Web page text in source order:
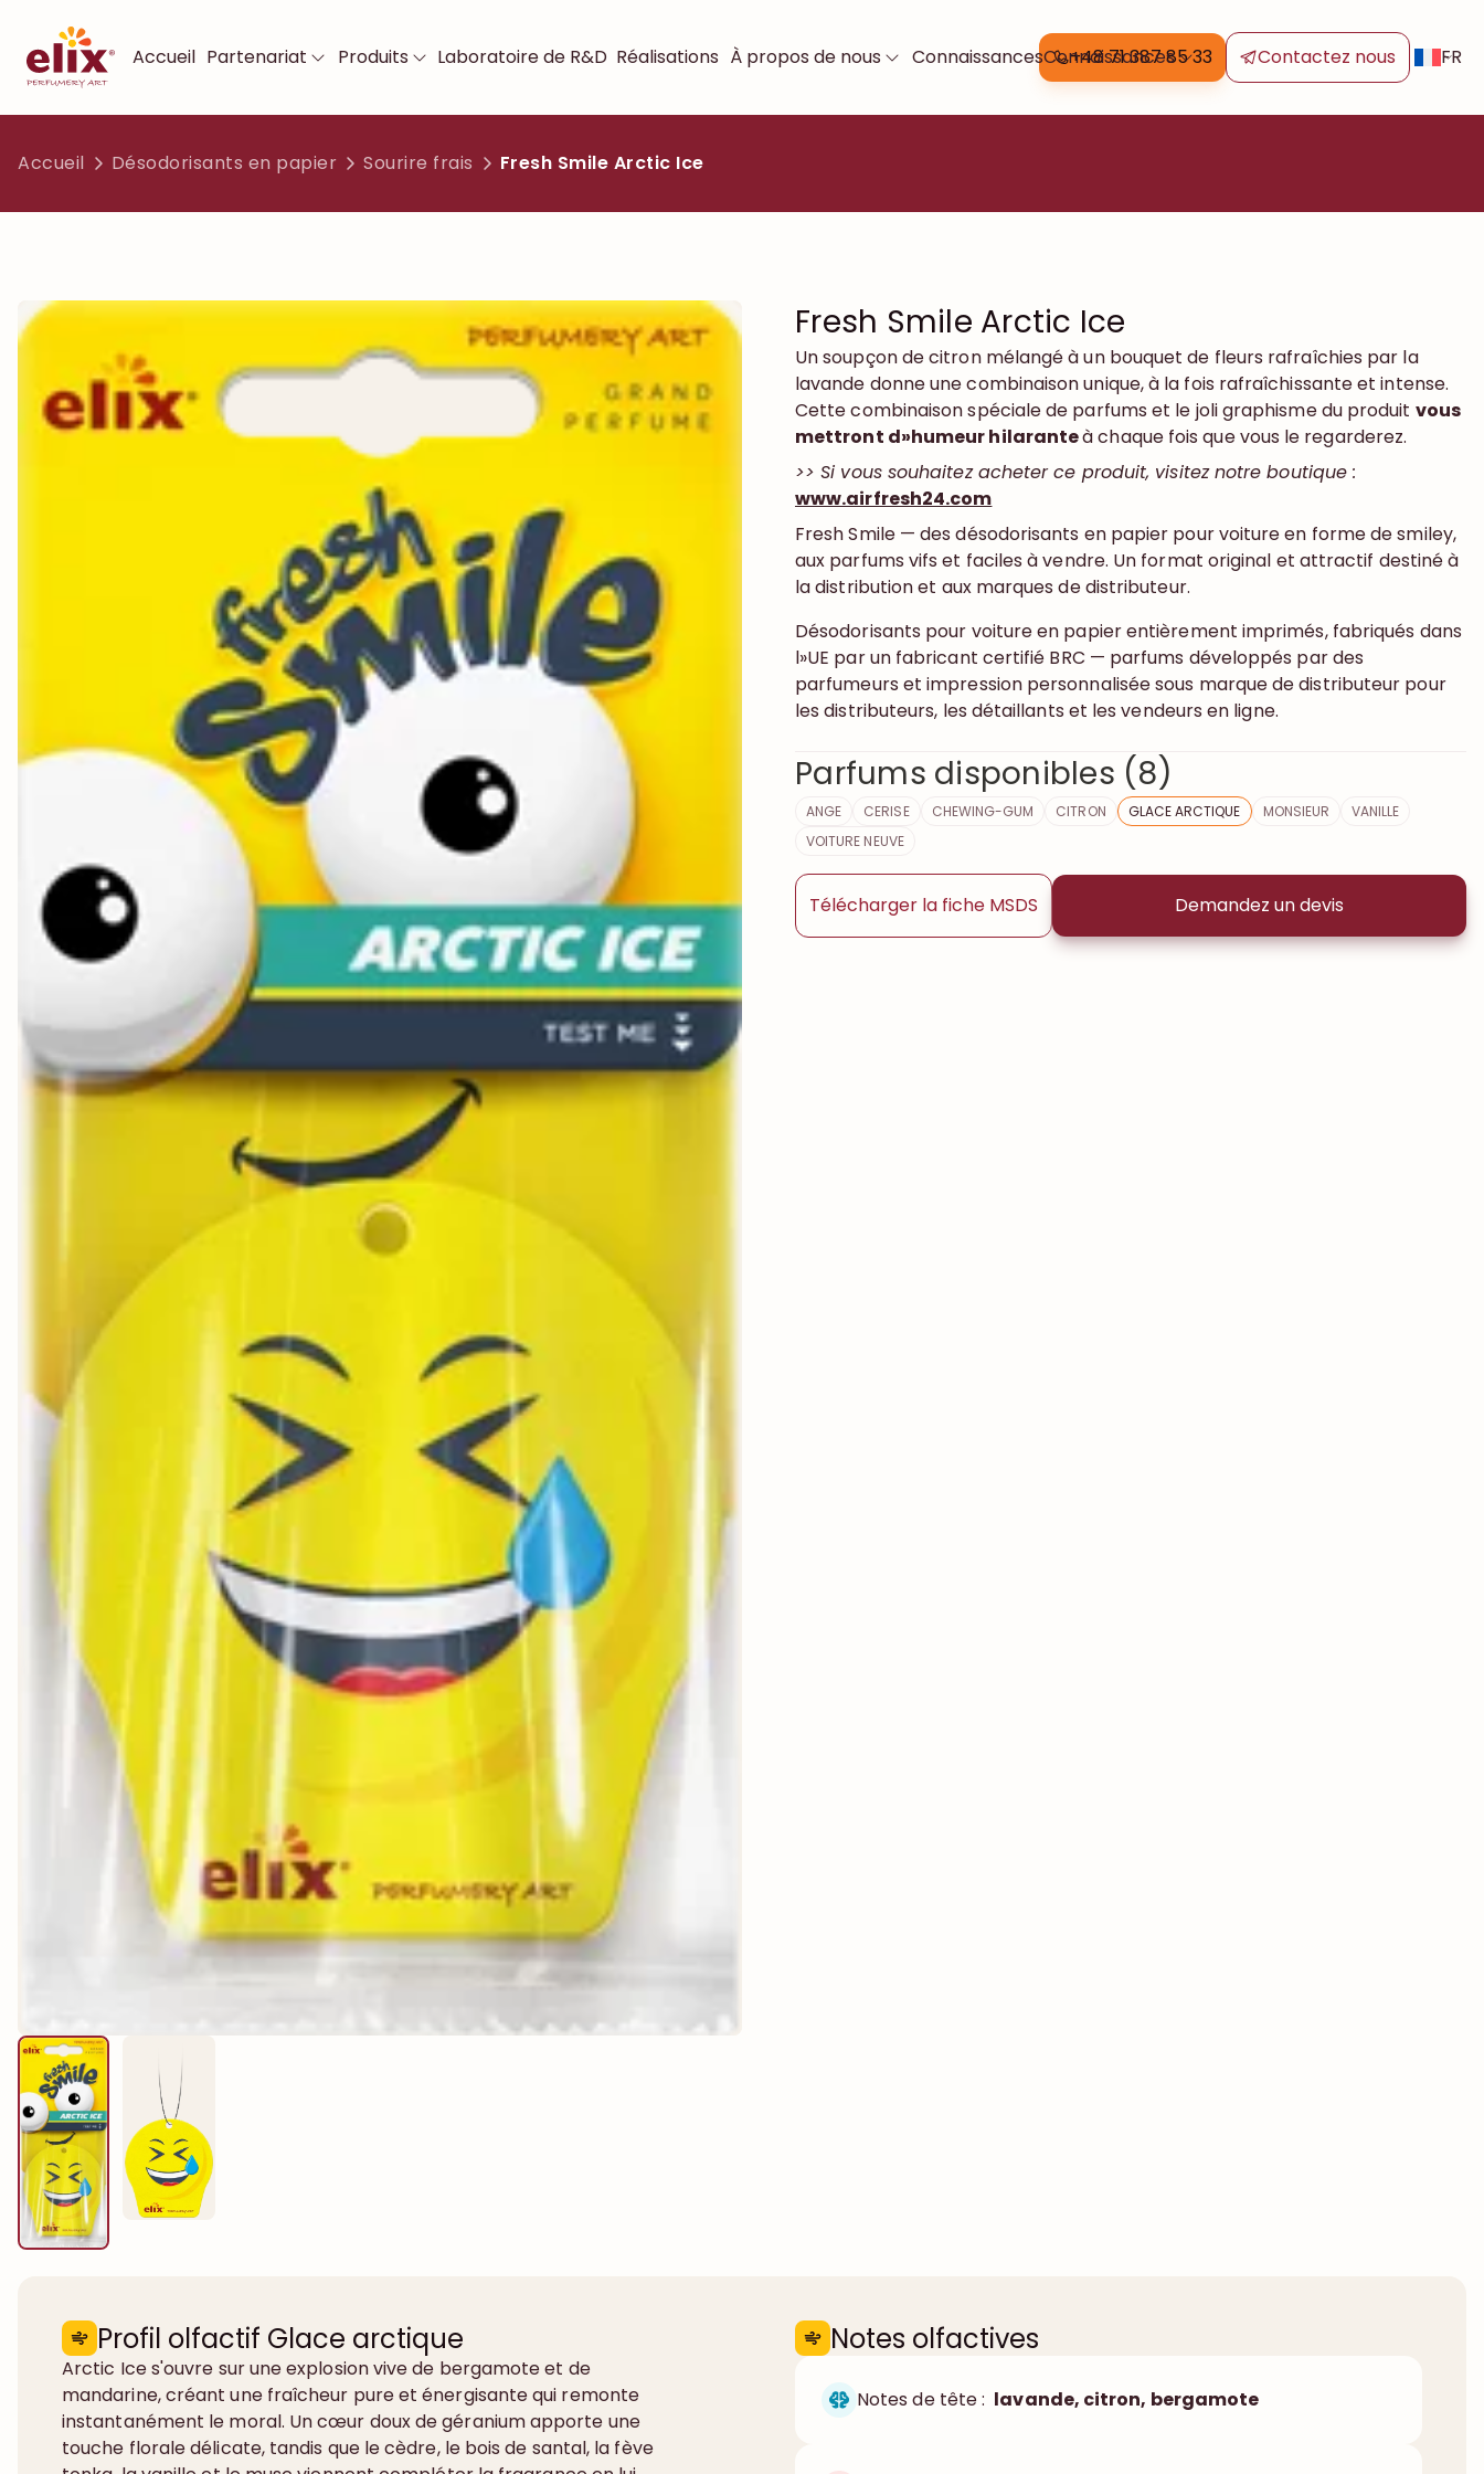
Accueil Partenariat Produits Laboratoire de R&D Réalisations À propos de nous ConnaissancesConnaissances
+48 71 387 85 33 Contactez nous FR
Accueil Désodorisants en papier Sourire frais Fresh Smile Arctic Ice
Fresh Smile Arctic Ice
Un soupçon de citron mélangé à un bouquet de fleurs rafraîchies par la
lavande donne une combinaison unique, à la fois rafraîchissante et intense.
Cette combinaison spéciale de parfums et le joli graphisme du produit vous
mettront d»humeur hilaranteà chaque fois que vous le regarderez.
>> Si vous souhaitez acheter ce produit, visitez notre boutique :
www.airfresh24.com
Fresh Smile — des désodorisants en papier pour voiture en forme de smiley,
aux parfums vifs et faciles à vendre. Un format original et attractif destiné à
la distribution et aux marques de distributeur.
Désodorisants pour voiture en papier entièrement imprimés, fabriqués dans
l»UE par un fabricant certifié BRC — parfums développés par des
parfumeurs et impression personnalisée sous marque de distributeur pour
les distributeurs, les détaillants et les vendeurs en ligne.
Parfums disponibles (8)
ANGE CERISE CHEWING-GUM CITRON GLACE ARCTIQUE MONSIEUR
VANILLE
VOITURE NEUVE
Télécharger la fiche MSDS Demandez un devis
Profil olfactif Glace arctique
Arctic Ice s'ouvre sur une explosion vive de bergamote et de
mandarine, créant une fraîcheur pure et énergisante qui remonte
instantanément le moral. Un cœur doux de géranium apporte une
touche florale délicate, tandis que le cèdre, le bois de santal, la fève
Notes olfactives
Notes de tête : lavande, citron, bergamote